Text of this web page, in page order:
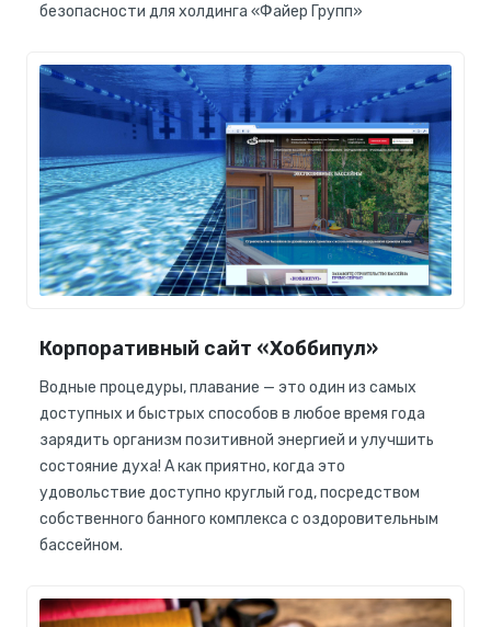
безопасности для холдинга «Файер Групп»
Корпоративный сайт «Хоббипул»
Водные процедуры, плавание — это один из самых
доступных и быстрых способов в любое время года
зарядить организм позитивной энергией и улучшить
состояние духа! А как приятно, когда это
удовольствие доступно круглый год, посредством
собственного банного комплекса с оздоровительным
бассейном.